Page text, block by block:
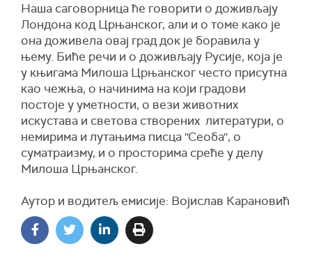
Наша саговорница ће говорити о доживљају
Лондона код Црњанског, али и о томе како је
она доживела овај град док је боравила у
њему. Биће речи и о доживљају Русије, која је
у књигама Милоша Црњанског често присутна
као чежња, о начинима на који градови
постоје у уметности, о вези животних
искустава и светова створених литератури, о
немирима и лутањима писца ''Сеоба'', о
суматраизму, и о просторима среће у делу
Милоша Црњанског.
Аутор и водитељ емисије: Војислав Карановић